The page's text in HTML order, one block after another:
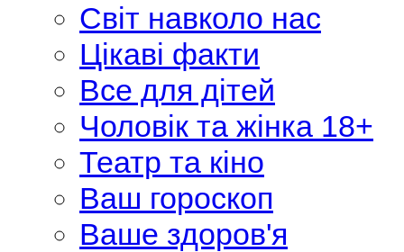
Світ навколо нас
Цікаві факти
Все для дітей
Чоловік та жінка 18+
Театр та кіно
Ваш гороскоп
Ваше здоров'я